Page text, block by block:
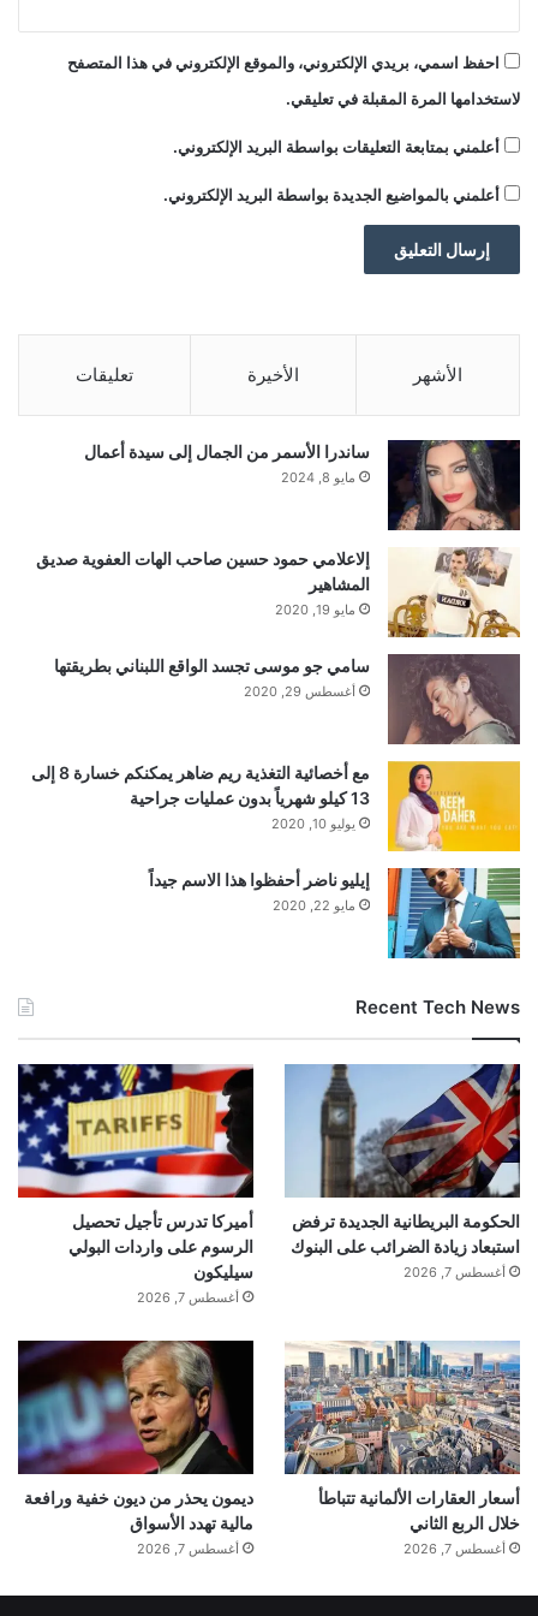
■ مصدر الخبر الأصلي
نشر لأول مرة على: yalebnan.org
تاريخ النشر: 2025-12-25 18:59:00
الكاتب: ahmadsh
تنويه من موقعنا
yalebnan.org
الآراء والمعلومات الواردة في هذا المقال لا تعبر بالضرورة عن
رأي موقعنا والمسؤولية الكاملة تقع على عاتق المصدر
الأصلي.
ملاحظة: قد يتم استخدام الترجمة الآلية في بعض الأحيان لتوفير
هذا المحتوى.
gherlkel.com — السويد.. الشرطة تحقق في اعتداء خطير
احفظ اسمي، بريدي الإلكتروني، والموقع الإلكتروني في هذا المتصفح
لاستخدامها المرة المقبلة في تعليقي.
أعلمني بمتابعة التعليقات بواسطة البريد الإلكتروني.
أعلمني بالمواضيع الجديدة بواسطة البريد الإلكتروني.
الأشهر الأخيرة تعليقات
ساندرا الأسمر من الجمال إلى سيدة أعمال
مايو 8, 2024
إلاعلامي حمود حسين صاحب الهات العفوية صديق
المشاهير
مايو 19, 2020
سامي جو موسى تجسد الواقع اللبناني بطريقتها
أغسطس 29, 2020
مع أخصائية التغذية ريم ضاهر يمكنكم خسارة 8 إلى
13 كيلو شهرياً بدون عمليات جراحية
يوليو 10, 2020
إيليو ناضر أحفظوا هذا الاسم جيداً
مايو 22, 2020
Recent Tech News
الحكومة البريطانية الجديدة ترفض
استبعاد زيادة الضرائب على البنوك
أغسطس 7, 2026
أميركا تدرس تأجيل تحصيل
الرسوم على واردات البولي
سيليكون
أغسطس 7, 2026
أسعار العقارات الألمانية تتباطأ
خلال الربع الثاني
أغسطس 7, 2026
ديمون يحذر من ديون خفية ورافعة
مالية تهدد الأسواق
أغسطس 7, 2026